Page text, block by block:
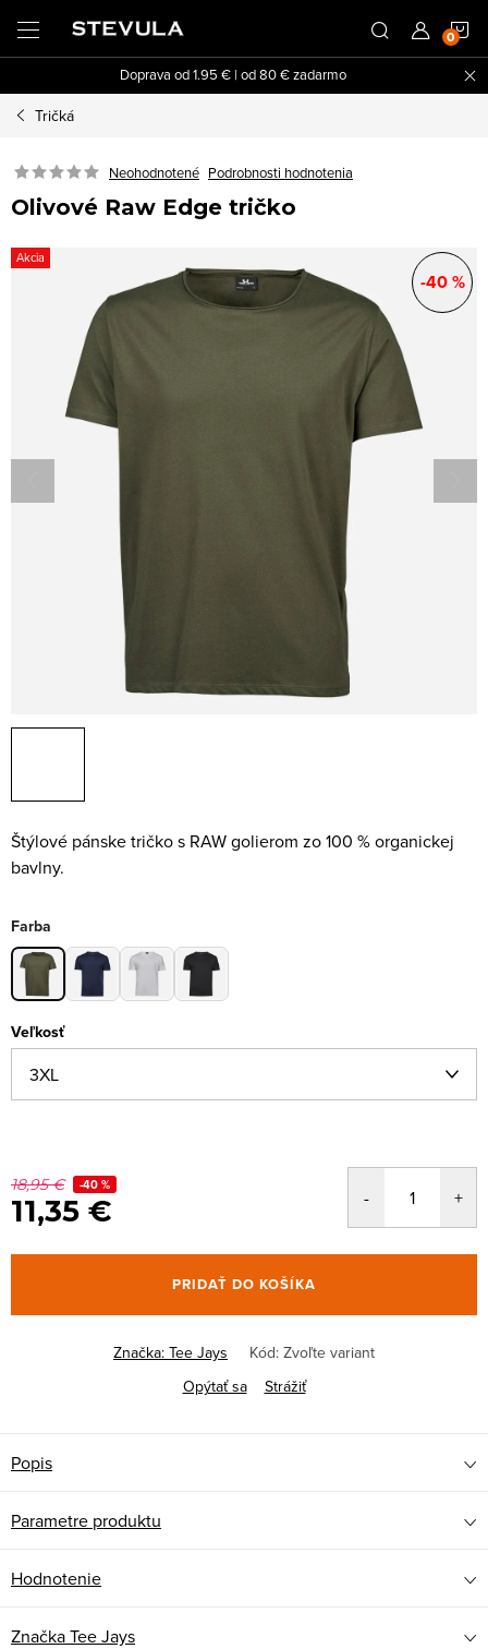
obsah
Doprava od 1.95 € | od 80 € zadarmo
Tričká
Neohodnotené Podrobnosti hodnotenia
Olivové Raw Edge tričko
Akcia
-40 %
Štýlové pánske tričko s RAW golierom zo 100 % organickej
bavlny.
Farba
Veľkosť
18,95 € -40 %
11,35 €
PRIDAŤ DO KOŠÍKA
Značka: Tee Jays Kód: Zvoľte variant
Opýtať sa
Strážiť
Popis
Parametre produktu
Hodnotenie
ZnačkaTee Jays